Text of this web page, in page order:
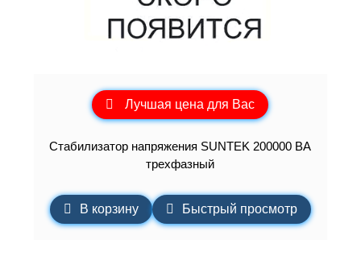
Лучшая цена для Вас
Стабилизатор напряжения SUNTEK 200000 ВА
трехфазный
В корзину Быстрый просмотр